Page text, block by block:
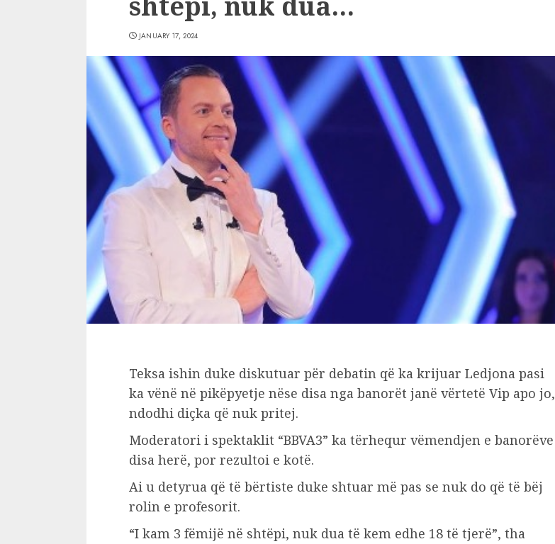
JANUARY 17, 2024
Teksa ishin duke diskutuar për debatin që ka krijuar Ledjona pasi
ka vënë në pikëpyetje nëse disa nga banorët janë vërtetë Vip apo jo,
ndodhi diçka që nuk pritej.
Moderatori i spektaklit “BBVA3” ka tërhequr vëmendjen e banorëve
disa herë, por rezultoi e kotë.
Ai u detyrua që të bërtiste duke shtuar më pas se nuk do që të bëj
rolin e profesorit.
“I kam 3 fëmijë në shtëpi, nuk dua të kem edhe 18 të tjerë”, tha